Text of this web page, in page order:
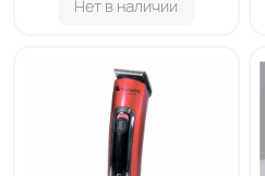
Нет в наличии